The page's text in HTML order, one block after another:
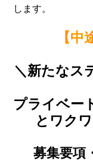
します。
【
＼新たなス
プライベー
とワク
募集要項